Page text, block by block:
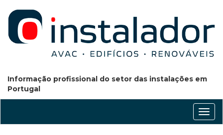
Informação profissional do setor das instalações em
Portugal